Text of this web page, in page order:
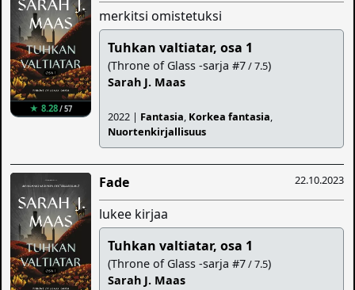
★ 8.28/ 57
merkitsi omistetuksi
Tuhkan valtiatar, osa 1
(Throne of Glass -sarja #7/ 7.5)
Sarah J. Maas
2022 | Fantasia, Korkea fantasia,
Nuortenkirjallisuus
22.10.2023
Fade
lukee kirjaa
Tuhkan valtiatar, osa 1
(Throne of Glass -sarja #7/ 7.5)
Sarah J. Maas